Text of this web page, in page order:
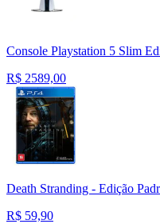
Console Playstation 5 Slim
R$ 2589,00
Death Stranding - Edição
R$ 59,90